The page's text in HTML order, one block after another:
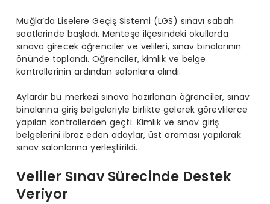
Muğla’da Liselere Geçiş Sistemi (LGS) sınavı sabah
saatlerinde başladı. Menteşe ilçesindeki okullarda
sınava girecek öğrenciler ve velileri, sınav binalarının
önünde toplandı. Öğrenciler, kimlik ve belge
kontrollerinin ardından salonlara alındı.
Aylardır bu merkezi sınava hazırlanan öğrenciler, sınav
binalarına giriş belgeleriyle birlikte gelerek görevlilerce
yapılan kontrollerden geçti. Kimlik ve sınav giriş
belgelerini ibraz eden adaylar, üst araması yapılarak
sınav salonlarına yerleştirildi.
Veliler Sınav Sürecinde Destek
Veriyor